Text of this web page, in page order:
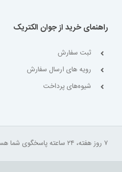
راهنمای خرید از جوان الکتریک
ثبت سفارش
رویه های ارسال سفارش
شیوه‌های پرداخت
۷ روز هفته، ۲۴ ساعته پاسخگوی شما هستیم.